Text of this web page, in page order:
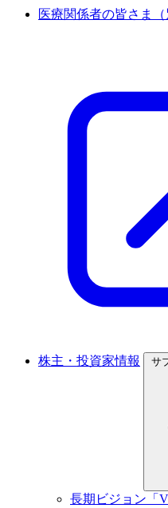
医療関係者の皆さま
株主・投資家情報 サ
長期ビジョン「